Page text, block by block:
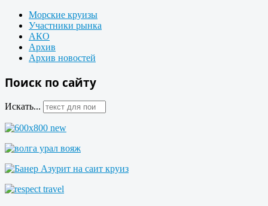
Морские круизы
Участники рынка
АКО
Архив
Архив новостей
Поиск по сайту
Искать...